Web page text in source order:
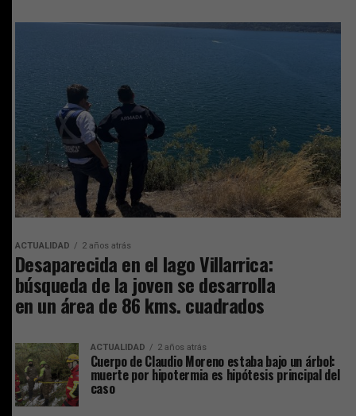
ACTUALIDAD 2 años atrás
Desaparecida en el lago Villarrica:
búsqueda de la joven se desarrolla
en un área de 86 kms. cuadrados
ACTUALIDAD 2 años atrás
Cuerpo de Claudio Moreno estaba bajo un árbol:
muerte por hipotermia es hipótesis principal del
caso